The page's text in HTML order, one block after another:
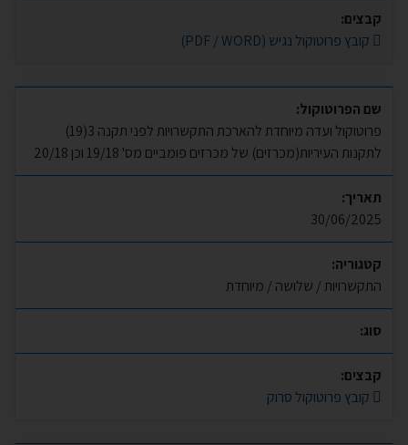
קבצים:
קובץ פרוטוקול נגיש (PDF / WORD)
שם הפרוטוקול:
פרוטוקול ועדה מיוחדת להארכת התקשרויות לפני תקנה 3(19)
לתקנות העיריות(מכרזים) של מכרזים פומביים מס' 19/18 וכן 20/18
תאריך:
30/06/2025
קטגוריה:
התקשרויות / שלושה / מיוחדת
סוג:
קבצים:
קובץ פרוטוקול סרוק